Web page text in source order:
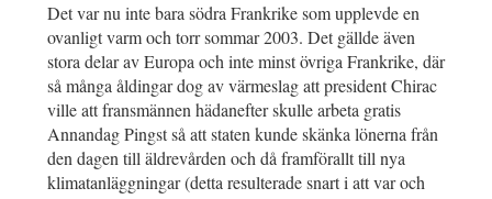
Det var nu inte bara södra Frankrike som upplevde en
ovanligt varm och torr sommar 2003. Det gällde även
stora delar av Europa och inte minst övriga Frankrike, där
så många åldingar dog av värmeslag att president Chirac
ville att fransmännen hädanefter skulle arbeta gratis
Annandag Pingst så att staten kunde skänka lönerna från
den dagen till äldrevården och då framförallt till nya
klimatanläggningar (detta resulterade snart i att var och